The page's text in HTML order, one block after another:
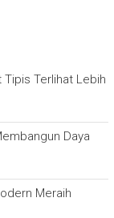
Tipis Terlihat Lebih
Daya
Meraih